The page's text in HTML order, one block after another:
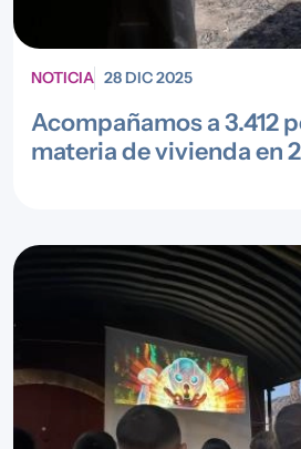
NOTICIA 28 DIC 2025
Acompañamos a 3.412
materia de vivienda en